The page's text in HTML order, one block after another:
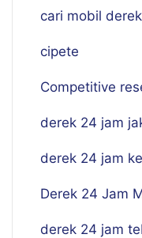
cari mobil
cipete
Competitive
derek 24 jam
derek 24 jam
Derek 24 Jam
derek 24 jam